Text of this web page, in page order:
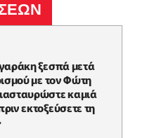
ξεσπά μετά
με τον Φώτη
καμιά
εκτοξεύσετε τη